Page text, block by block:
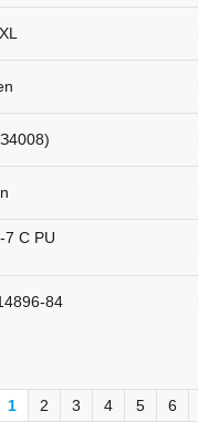
7 С PU
84
1 2 3 4 5 6